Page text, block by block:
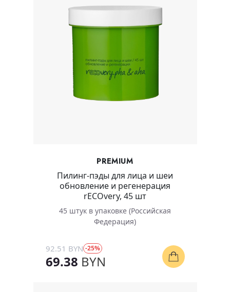
PREMIUM
Пилинг-пэды для лица и шеи
обновление и регенерация
rECOvery, 45 шт
45 штук в упаковке (Российская
Федерация)
92.51 BYN -25%
69.38 BYN